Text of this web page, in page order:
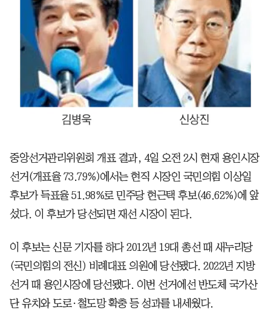
중앙선거관리위원회 개표 결과, 4일 오전 2시 현재 용인시장
선거(개표율 73.79%)에서는 현직 시장인 국민의힘 이상일
후보가 득표율 51.98%로 민주당 현근택 후보(46.62%)에 앞
섰다. 이 후보가 당선되면 재선 시장이 된다.
이 후보는 신문 기자를 하다 2012년 19대 총선 때 새누리당
(국민의힘의 전신) 비례대표 의원에 당선됐다. 2022년 지방
선거 때 용인시장에 당선됐다. 이번 선거에선 반도체 국가산
단 유치와 도로·철도망 확충 등 성과를 내세웠다.